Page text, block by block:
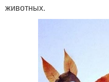
животных.